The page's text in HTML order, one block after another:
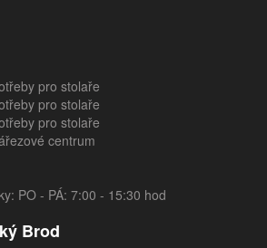
pro stolaře
pro stolaře
pro stolaře
centrum
PO - PÁ: 7:00 - 15:30 hod
Brod